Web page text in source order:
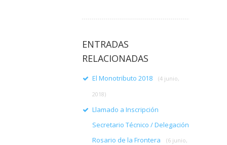
ENTRADAS
RELACIONADAS
El Monotributo 2018 (4 junio,
2018)
Llamado a Inscripción
Secretario Técnico / Delegación
Rosario de la Frontera
(6 junio,